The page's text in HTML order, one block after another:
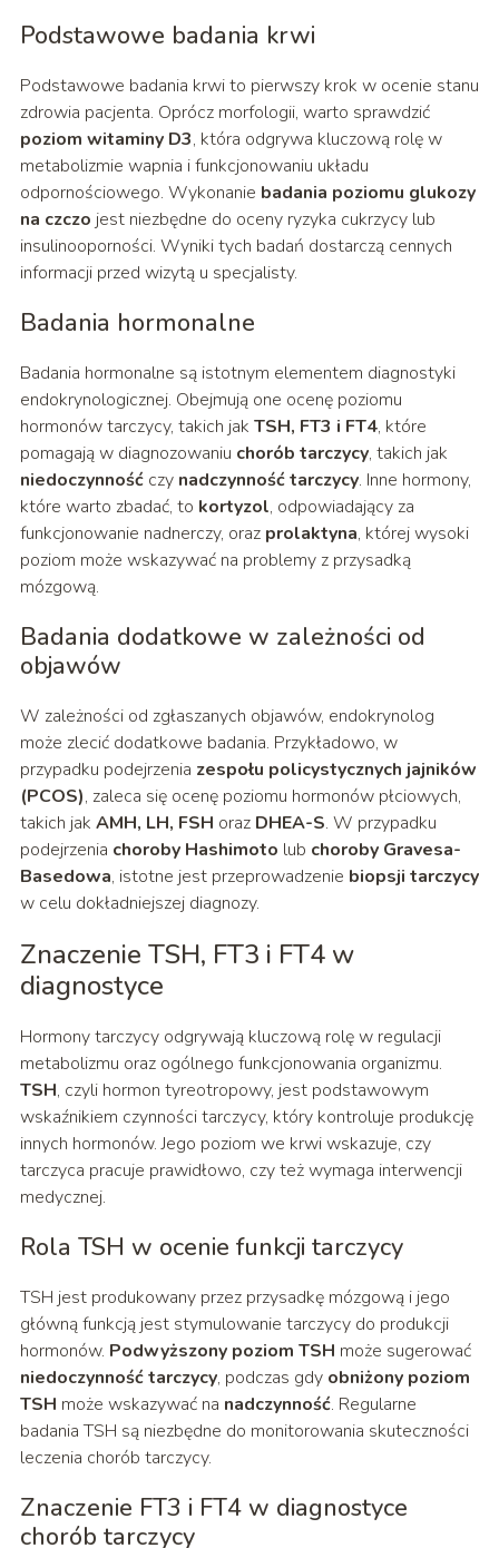
Podstawowe badania krwi
Podstawowe badania krwi to pierwszy krok w ocenie stanu
zdrowia pacjenta. Oprócz morfologii, warto sprawdzić
poziom witaminy D3, która odgrywa kluczową rolę w
metabolizmie wapnia i funkcjonowaniu układu
odpornościowego. Wykonanie badania poziomu glukozy
na czczo jest niezbędne do oceny ryzyka cukrzycy lub
insulinooporności. Wyniki tych badań dostarczą cennych
informacji przed wizytą u specjalisty.
Badania hormonalne
Badania hormonalne są istotnym elementem diagnostyki
endokrynologicznej. Obejmują one ocenę poziomu
hormonów tarczycy, takich jak TSH, FT3 i FT4, które
pomagają w diagnozowaniu chorób tarczycy, takich jak
niedoczynnośćczy nadczynność tarczycy. Inne hormony,
które warto zbadać, to kortyzol, odpowiadający za
funkcjonowanie nadnerczy, oraz prolaktyna, której wysoki
poziom może wskazywać na problemy z przysadką
mózgową.
Badania dodatkowe w zależności od
objawów
W zależności od zgłaszanych objawów, endokrynolog
może zlecić dodatkowe badania. Przykładowo, w
przypadku podejrzenia zespołu policystycznych jajników
(PCOS), zaleca się ocenę poziomu hormonów płciowych,
takich jak AMH, LH, FSH oraz DHEA-S. W przypadku
podejrzenia choroby Hashimoto lub choroby Gravesa-
Basedowa, istotne jest przeprowadzenie biopsji tarczycy
w celu dokładniejszej diagnozy.
Znaczenie TSH, FT3 i FT4 w
diagnostyce
Hormony tarczycy odgrywają kluczową rolę w regulacji
metabolizmu oraz ogólnego funkcjonowania organizmu.
TSH, czyli hormon tyreotropowy, jest podstawowym
wskaźnikiem czynności tarczycy, który kontroluje produkcję
innych hormonów. Jego poziom we krwi wskazuje, czy
tarczyca pracuje prawidłowo, czy też wymaga interwencji
medycznej.
Rola TSH w ocenie funkcji tarczycy
TSH jest produkowany przez przysadkę mózgową i jego
główną funkcją jest stymulowanie tarczycy do produkcji
hormonów. Podwyższony poziom TSH może sugerować
niedoczynność tarczycy, podczas gdy obniżony poziom
TSH może wskazywać na nadczynność. Regularne
badania TSH są niezbędne do monitorowania skuteczności
leczenia chorób tarczycy.
Znaczenie FT3 i FT4 w diagnostyce
chorób tarczycy